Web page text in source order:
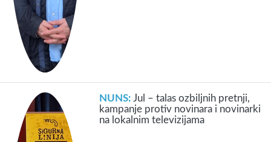
NUNS:Jul – talas ozbiljnih pretnji,
kampanje protiv novinara i novinarki
na lokalnim televizijama